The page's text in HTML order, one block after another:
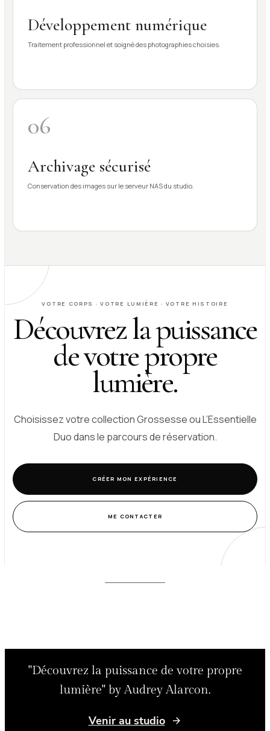
Développement numérique
Traitement professionnel et soigné des photographies choisies.
06
Archivage sécurisé
Conservation des images sur le serveur NAS du studio.
VOTRE CORPS · VOTRE LUMIÈRE · VOTRE HISTOIRE
Découvrez la puissance
de votre propre
lumière.
Choisissez votre collection Grossesse ou L’Essentielle
Duo dans le parcours de réservation.
CRÉER MON EXPÉRIENCE
ME CONTACTER
"Découvrez la puissance de votre propre
lumière" by Audrey Alarcon.
Venir au studio